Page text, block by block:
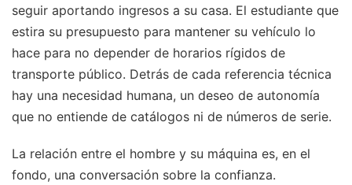
seguir aportando ingresos a su casa. El estudiante que
estira su presupuesto para mantener su vehículo lo
hace para no depender de horarios rígidos de
transporte público. Detrás de cada referencia técnica
hay una necesidad humana, un deseo de autonomía
que no entiende de catálogos ni de números de serie.
La relación entre el hombre y su máquina es, en el
fondo, una conversación sobre la confianza.